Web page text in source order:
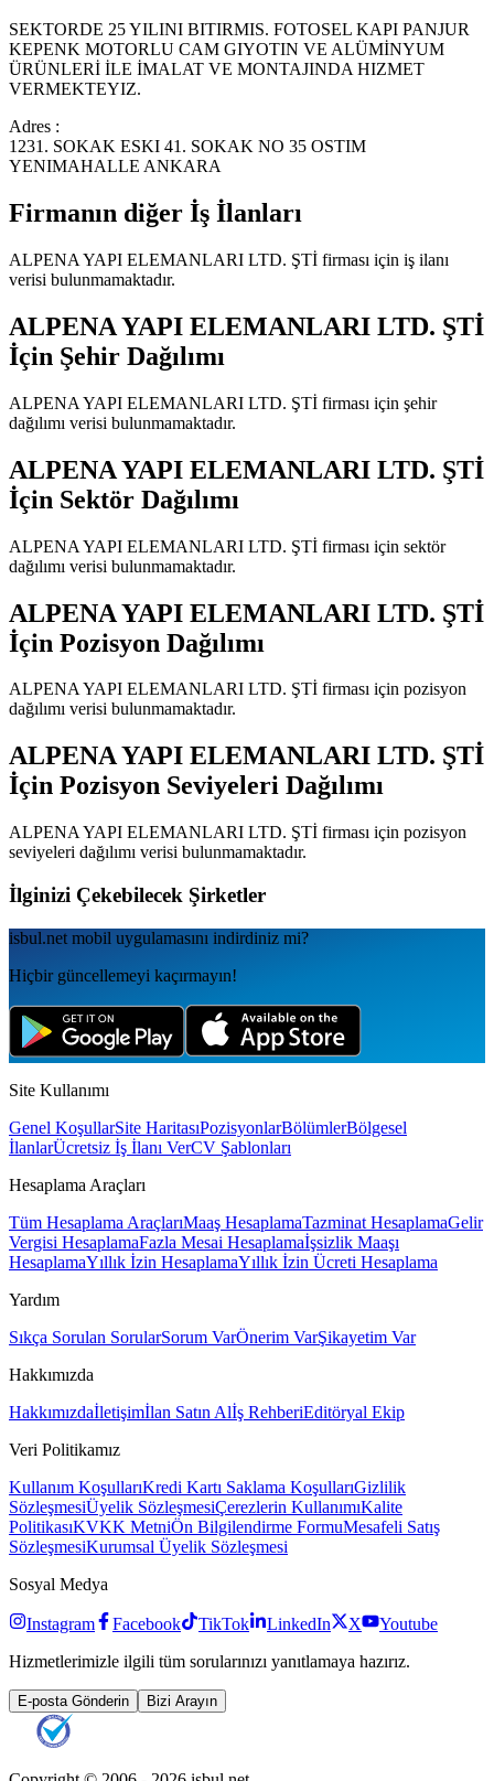
SEKTORDE 25 YILINI BITIRMIS. FOTOSEL KAPI PANJUR
KEPENK MOTORLU CAM GIYOTIN VE ALÜMİNYUM
ÜRÜNLERİ İLE İMALAT VE MONTAJINDA HIZMET
VERMEKTEYIZ.
Adres :
1231. SOKAK ESKI 41. SOKAK NO 35 OSTIM
YENIMAHALLE ANKARA
Firmanın diğer İş İlanları
ALPENA YAPI ELEMANLARI LTD. ŞTİ firması için iş ilanı
verisi bulunmamaktadır.
ALPENA YAPI ELEMANLARI LTD. ŞTİ
İçin Şehir Dağılımı
ALPENA YAPI ELEMANLARI LTD. ŞTİ firması için şehir
dağılımı verisi bulunmamaktadır.
ALPENA YAPI ELEMANLARI LTD. ŞTİ
İçin Sektör Dağılımı
ALPENA YAPI ELEMANLARI LTD. ŞTİ firması için sektör
dağılımı verisi bulunmamaktadır.
ALPENA YAPI ELEMANLARI LTD. ŞTİ
İçin Pozisyon Dağılımı
ALPENA YAPI ELEMANLARI LTD. ŞTİ firması için pozisyon
dağılımı verisi bulunmamaktadır.
ALPENA YAPI ELEMANLARI LTD. ŞTİ
İçin Pozisyon Seviyeleri Dağılımı
ALPENA YAPI ELEMANLARI LTD. ŞTİ firması için pozisyon
seviyeleri dağılımı verisi bulunmamaktadır.
İlginizi Çekebilecek Şirketler
isbul.net mobil uygulamаsını indirdiniz mi?
Hiçbir güncellemeyi kaçırmayın!
Site Kullanımı
Genel KoşullarSite HaritasıPozisyonlarBölümlerBölgesel
İlanlarÜcretsiz İş İlanı VerCV Şablonları
Hesaplama Araçları
Tüm Hesaplama AraçlarıMaaş HesaplamaTazminat HesaplamaGelir
Vergisi HesaplamaFazla Mesai Hesaplamaİşsizlik Maaşı
HesaplamaYıllık İzin HesaplamaYıllık İzin Ücreti Hesaplama
Yardım
Sıkça Sorulan SorularSorum VarÖnerim VarŞikayetim Var
Hakkımızda
Hakkımızdaİletişimİlan Satın Alİş RehberiEditöryal Ekip
Veri Politikamız
Kullanım KoşullarıKredi Kartı Saklama KoşullarıGizlilik
SözleşmesiÜyelik SözleşmesiÇerezlerin KullanımıKalite
PolitikasıKVKK MetniÖn Bilgilendirme FormuMesafeli Satış
SözleşmesiKurumsal Üyelik Sözleşmesi
Sosyal Medya
Instagram Facebook TikTok LinkedIn X
Youtube
Hizmetlerimizle ilgili tüm sorularınızı yanıtlamaya hazırız.
E-posta Gönderin Bizi Arayın